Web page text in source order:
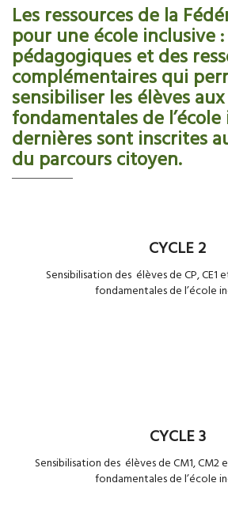
Les ressources de la
pour une école inclusive
pédagogiques et des
complémentaires qui
sensibiliser les élèves
fondamentales de l’école
dernières sont inscrites
du parcours citoyen.
CYCLE 2
Sensibilisation des élèves de CP, CE1
fondamentales de l’école
CYCLE 3
Sensibilisation des élèves de CM1, CM2
fondamentales de l’école